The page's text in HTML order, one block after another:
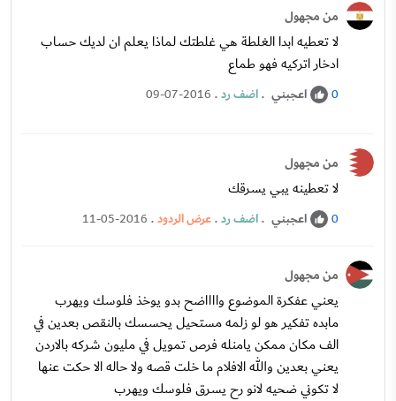
من مجهول
لا تعطيه ابدا الغلطة هي غلطتك لماذا يعلم ان لديك حساب
ادخار اتركيه فهو طماع
0 اعجبني .اضف رد.
09-07-2016
من مجهول
لا تعطينه يبي يسرقك
0 اعجبني .اضف رد.عرض الردود.
11-05-2016
من مجهول
يعني عفكرة الموضوع وااااضح بدو يوخذ فلوسك ويهرب
مابده تفكير هو لو زلمه مستحيل يحسسك بالنقص بعدين في
الف مكان ممكن يامنله فرص تمويل في مليون شركه بالاردن
يعني بعدين والله الافلام ما خلت قصه ولا حاله الا حكت عنها
لا تكوني ضحيه لانو رح يسرق فلوسك ويهرب